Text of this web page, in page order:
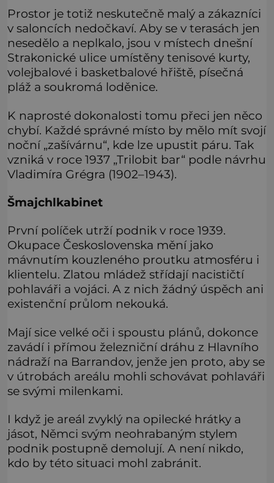
Prostor je totiž neskutečně malý a zákazníci
v saloncích nedočkaví. Aby se v terasách jen
nesedělo a neplkalo, jsou v místech dnešní
Strakonické ulice umístěny tenisové kurty,
volejbalové i basketbalové hřiště, písečná
pláž a soukromá loděnice.
K naprosté dokonalosti tomu přeci jen něco
chybí. Každé správné místo by mělo mít svojí
noční „zašívárnu“, kde lze upustit páru. Tak
vzniká v roce 1937 „Trilobit bar“ podle návrhu
Vladimíra Grégra (1902–1943).
Šmajchlkabinet
První políček utrží podnik v roce 1939.
Okupace Československa mění jako
mávnutím kouzleného proutku atmosféru i
klientelu. Zlatou mládež střídají nacističtí
pohlaváři a vojáci. A z nich žádný úspěch ani
existenční průlom nekouká.
Mají sice velké oči i spoustu plánů, dokonce
zavádí i přímou železniční dráhu z Hlavního
nádraží na Barrandov, jenže jen proto, aby se
v útrobách areálu mohli schovávat pohlaváři
se svými milenkami.
I když je areál zvyklý na opilecké hrátky a
jásot, Němci svým neohrabaným stylem
podnik postupně demolují. A není nikdo,
kdo by této situaci mohl zabránit.